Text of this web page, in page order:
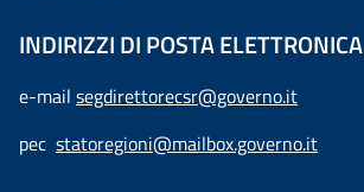
INDIRIZZI DI POSTA ELETTRONICA
e-mail segdirettorecsr@governo.it
pec statoregioni@mailbox.governo.it